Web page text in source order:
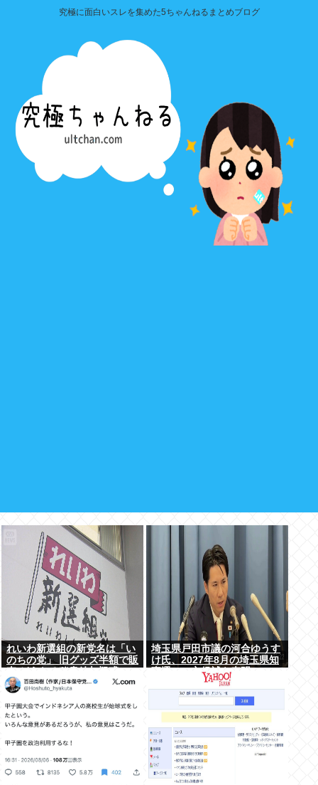
究極に面白いスレを集めた5ちゃんねるまとめブログ
れいわ新選組の新党名は「い
のちの党」 旧グッズ半額で販
埼玉県戸田市議の河合ゆうす
け氏、2027年8月の埼玉県知
事選への立候補を表明